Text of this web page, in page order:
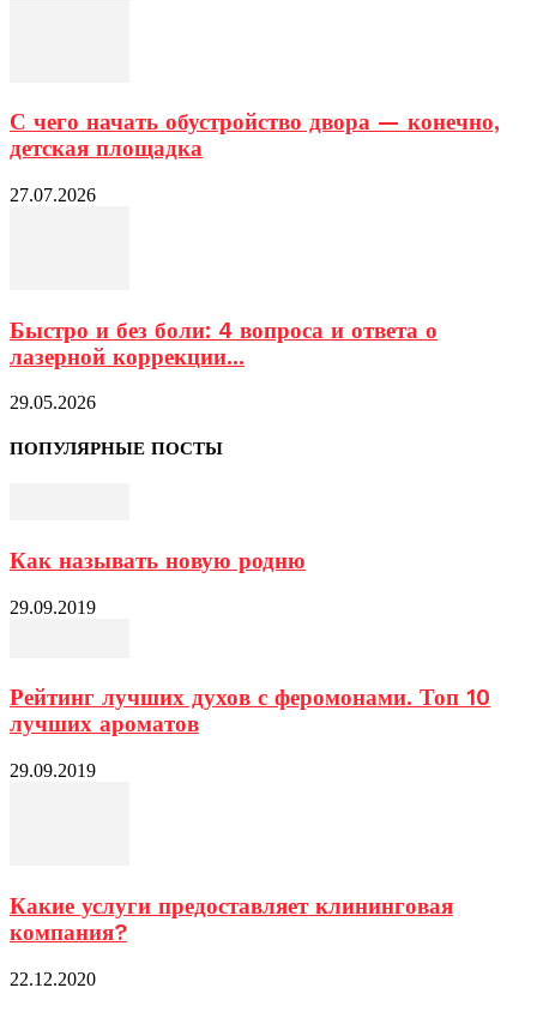
С чего начать обустройство двора — конечно,
детская площадка
27.07.2026
Быстро и без боли: 4 вопроса и ответа о
лазерной коррекции...
29.05.2026
ПОПУЛЯРНЫЕ ПОСТЫ
Как называть новую родню
29.09.2019
Рейтинг лучших духов с феромонами. Топ 10
лучших ароматов
29.09.2019
Какие услуги предоставляет клининговая
компания?
22.12.2020